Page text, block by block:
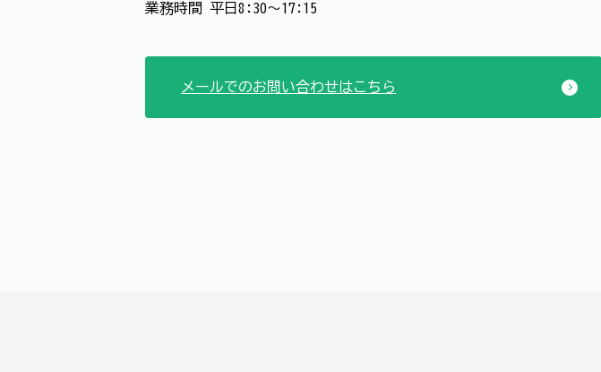
業務時間 平日8:30～17:15
メールでのお問い合わせはこちら